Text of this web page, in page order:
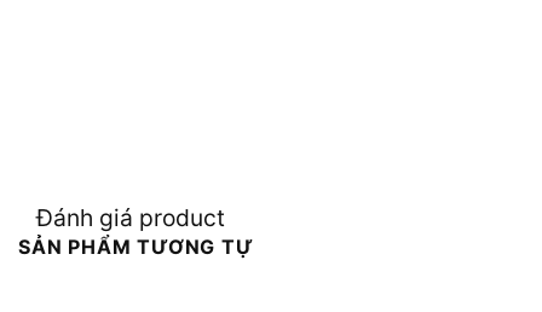
Đánh giá product
SẢN PHẨM TƯƠNG TỰ